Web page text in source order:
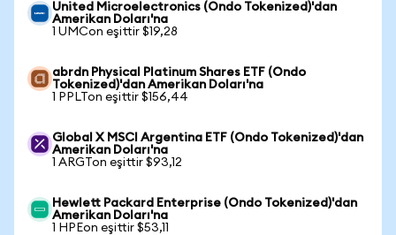
United Microelectronics (Ondo Tokenized)'dan
Amerikan Doları'na
1 UMCon eşittir $19,28
abrdn Physical Platinum Shares ETF (Ondo
Tokenized)'dan Amerikan Doları'na
1 PPLTon eşittir $156,44
Global X MSCI Argentina ETF (Ondo Tokenized)'dan
Amerikan Doları'na
1 ARGTon eşittir $93,12
Hewlett Packard Enterprise (Ondo Tokenized)'dan
Amerikan Doları'na
1 HPEon eşittir $53,11